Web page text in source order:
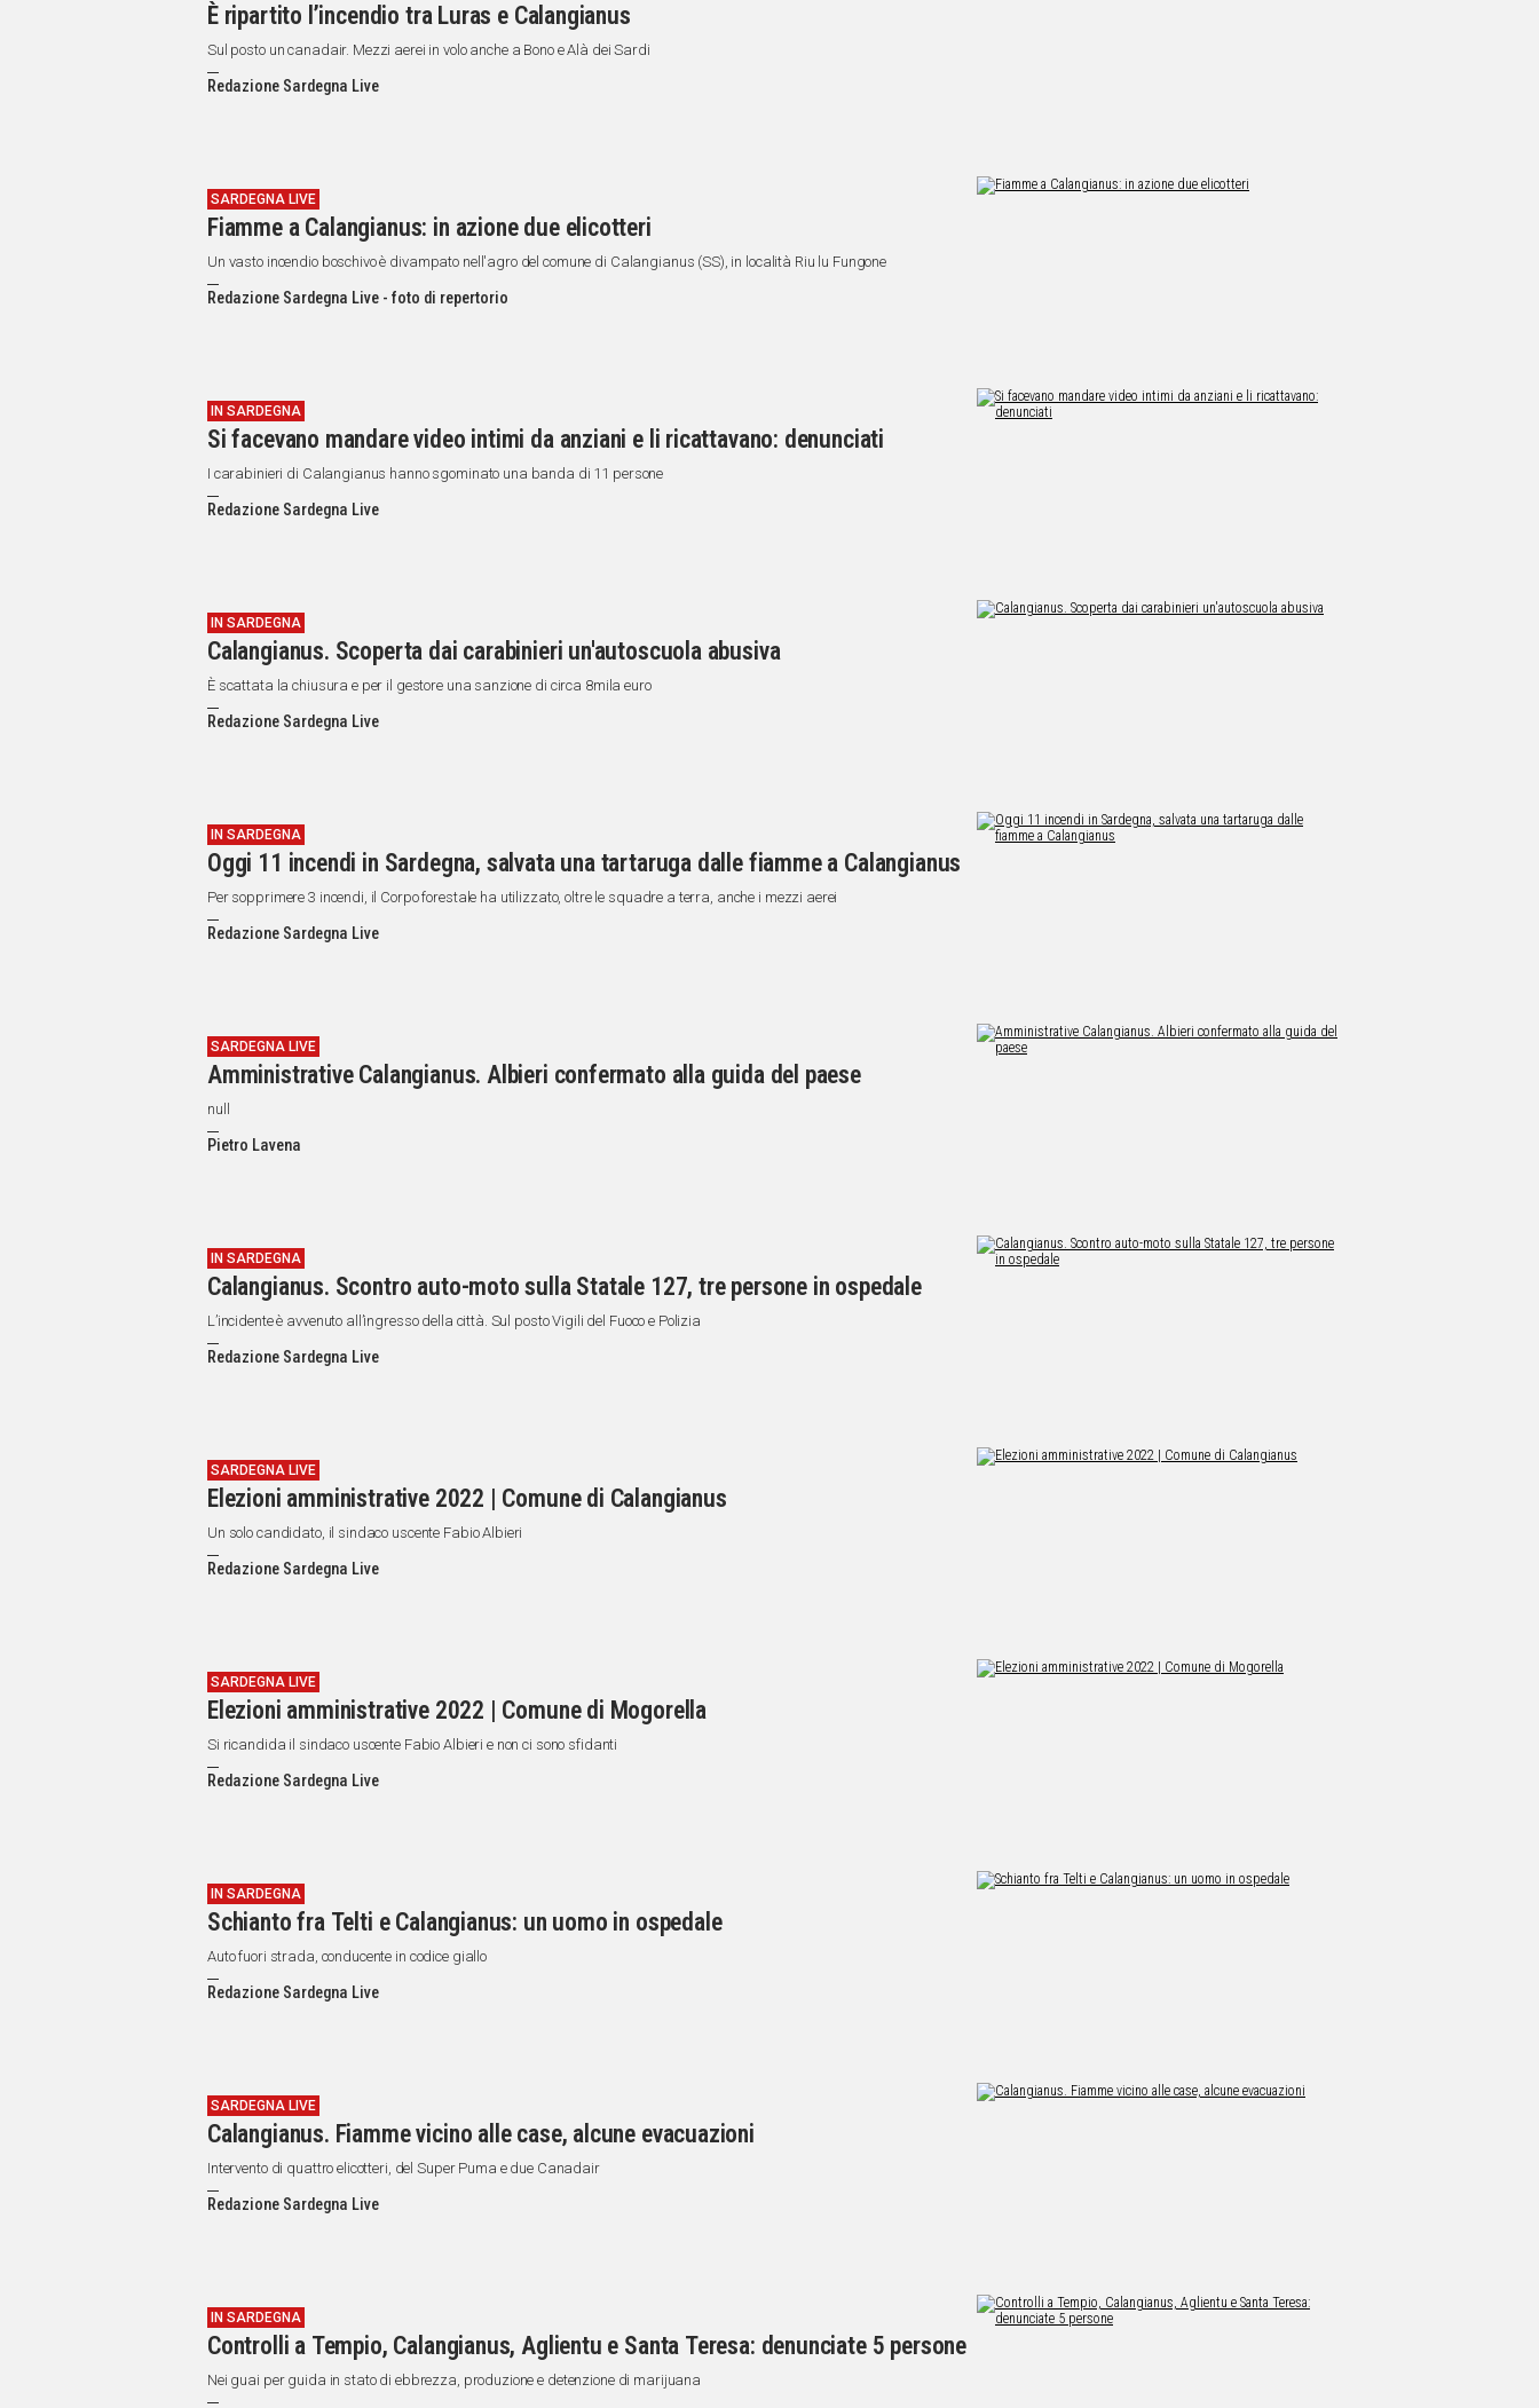
È ripartito l’incendio tra Luras e Calangianus
Sul posto un canadair. Mezzi aerei in volo anche a Bono e Alà dei Sardi
Redazione Sardegna Live
SARDEGNA LIVE
Fiamme a Calangianus: in azione due elicotteri
Un vasto incendio boschivo è divampato nell'agro del comune di Calangianus (SS), in località Riu lu Fungone
Redazione Sardegna Live - foto di repertorio
IN SARDEGNA
Si facevano mandare video intimi da anziani e li ricattavano: denunciati
I carabinieri di Calangianus hanno sgominato una banda di 11 persone
Redazione Sardegna Live
IN SARDEGNA
Calangianus. Scoperta dai carabinieri un'autoscuola abusiva
È scattata la chiusura e per il gestore una sanzione di circa 8mila euro
Redazione Sardegna Live
IN SARDEGNA
Oggi 11 incendi in Sardegna, salvata una tartaruga dalle fiamme a Calangianus
Per sopprimere 3 incendi, il Corpo forestale ha utilizzato, oltre le squadre a terra, anche i mezzi aerei
Redazione Sardegna Live
SARDEGNA LIVE
Amministrative Calangianus. Albieri confermato alla guida del paese
null
Pietro Lavena
IN SARDEGNA
Calangianus. Scontro auto-moto sulla Statale 127, tre persone in ospedale
L’incidente è avvenuto all’ingresso della città. Sul posto Vigili del Fuoco e Polizia
Redazione Sardegna Live
SARDEGNA LIVE
Elezioni amministrative 2022 | Comune di Calangianus
Un solo candidato, il sindaco uscente Fabio Albieri
Redazione Sardegna Live
SARDEGNA LIVE
Elezioni amministrative 2022 | Comune di Mogorella
Si ricandida il sindaco uscente Fabio Albieri e non ci sono sfidanti
Redazione Sardegna Live
IN SARDEGNA
Schianto fra Telti e Calangianus: un uomo in ospedale
Auto fuori strada, conducente in codice giallo
Redazione Sardegna Live
SARDEGNA LIVE
Calangianus. Fiamme vicino alle case, alcune evacuazioni
Intervento di quattro elicotteri, del Super Puma e due Canadair
Redazione Sardegna Live
IN SARDEGNA
Controlli a Tempio, Calangianus, Aglientu e Santa Teresa: denunciate 5 persone
Nei guai per guida in stato di ebbrezza, produzione e detenzione di marijuana